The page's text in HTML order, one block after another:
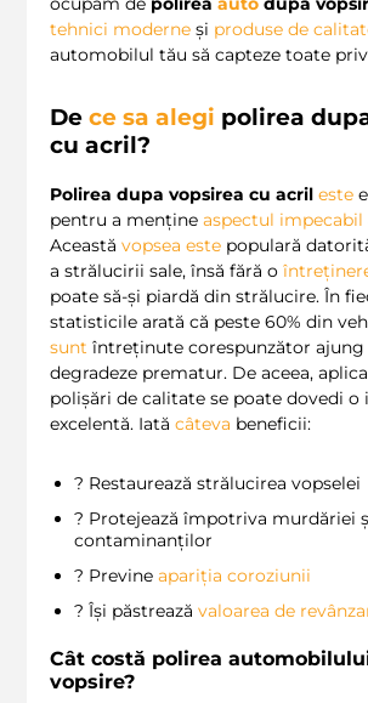
tehnici moderne și produse de
automobilul tău să capteze toate
De ce sa alegi polirea
cu acril?
Polirea dupa vopsirea cu acril este
pentru a menține aspectul impecabil
Această vopsea este populară
a strălucirii sale, însă fără o
poate să-și piardă din strălucire. În
statisticile arată că peste 60% din
sunt întreținute corespunzător ajung
degradeze prematur. De aceea,
polișări de calitate se poate dovedi o
excelentă. Iată câteva beneficii:
? Restaurează strălucirea vopselei
? Protejează împotriva murdăriei
contaminanților
?️ Previne apariția coroziunii
? Își păstrează valoarea de
Cât costă polirea
vopsire?